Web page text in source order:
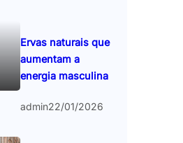
Ervas naturais que
aumentam a
energia masculina
admin22/01/2026